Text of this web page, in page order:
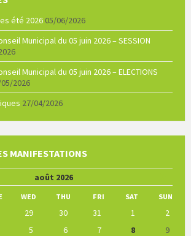
été 2026 05/06/2026
Municipal du 05 juin 2026 – SESSION
Municipal du 05 juin 2026 – ELECTIONS
2026
27/04/2026
MANIFESTATIONS
août 2026
Month
WED THU FRI SAT SUN
29 30 31 1
2
5 6 7 8
9